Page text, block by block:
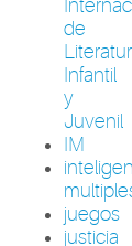
de
Infantil
y
Juvenil
IM
juegos
justicia